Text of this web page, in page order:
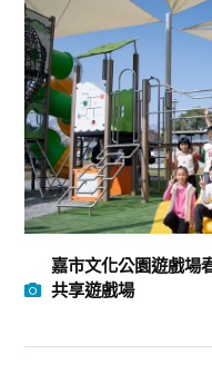
嘉市文化公園遊戲場
共享遊戲場